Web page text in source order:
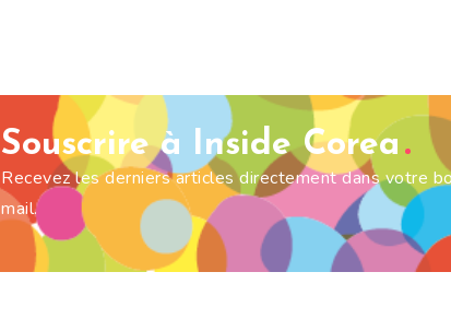
Souscrire à Inside Corea
Recevez les derniers articles directement dans votre
mail.